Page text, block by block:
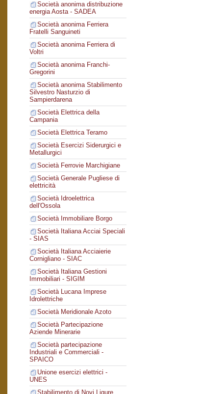
Società anonima distribuzione
energia Aosta - SADEA
Società anonima Ferriera
Fratelli Sanguineti
Società anonima Ferriera di
Voltri
Società anonima Franchi-
Gregorini
Società anonima Stabilimento
Silvestro Nasturzio di
Sampierdarena
Società Elettrica della
Campania
Società Elettrica Teramo
Società Esercizi Siderurgici e
Metallurgici
Società Ferrovie Marchigiane
Società Generale Pugliese di
elettricità
Società Idroelettrica
dell'Ossola
Società Immobiliare Borgo
Società Italiana Acciai Speciali
- SIAS
Società Italiana Acciaierie
Cornigliano - SIAC
Società Italiana Gestioni
Immobiliari - SIGIM
Società Lucana Imprese
Idrolettriche
Società Meridionale Azoto
Società Partecipazione
Aziende Minerarie
Società partecipazione
Industriali e Commerciali -
SPAICO
Unione esercizi elettrici -
UNES
Stabilimento di Novi Ligure